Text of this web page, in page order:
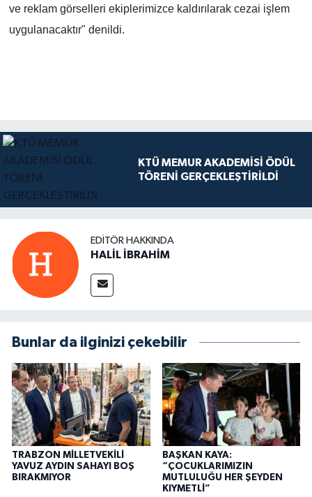
ve reklam görselleri ekiplerimizce kaldırılarak cezai işlem
uygulanacaktır" denildi.
KTÜ MEMUR AKADEMİSİ ÖDÜL
TÖRENİ GERÇEKLEŞTİRİLDİ
EDITÖR HAKKINDA
HALİL İBRAHİM
Bunlar da ilginizi çekebilir
TRABZON MİLLETVEKİLİ
YAVUZ AYDIN SAHAYI BOŞ
BIRAKMIYOR
BAŞKAN KAYA:
“ÇOCUKLARIMIZIN
MUTLULUĞU HER ŞEYDEN
KIYMETLİ”